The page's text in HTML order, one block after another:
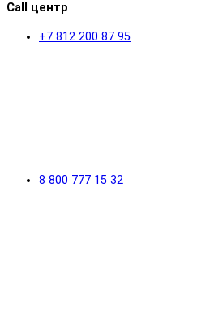
Call центр
+7 812 200 87 95
8 800 777 15 32